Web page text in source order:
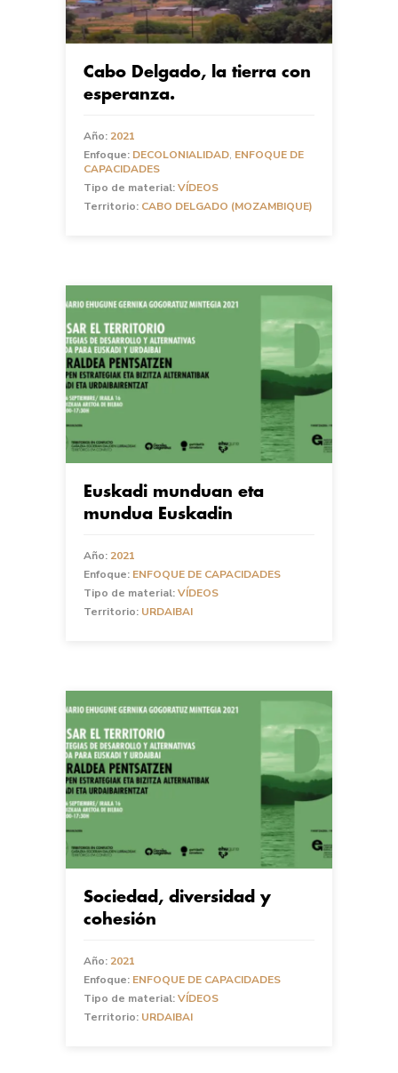
Cabo Delgado, la tierra con
esperanza.
Año: 2021
Enfoque: DECOLONIALIDAD, ENFOQUE DE
CAPACIDADES
Tipo de material:VÍDEOS
Territorio: CABO DELGADO (MOZAMBIQUE)
Euskadi munduan eta
mundua Euskadin
Año: 2021
Enfoque: ENFOQUE DE CAPACIDADES
Tipo de material:VÍDEOS
Territorio: URDAIBAI
Sociedad, diversidad y
cohesión
Año: 2021
Enfoque: ENFOQUE DE CAPACIDADES
Tipo de material:VÍDEOS
Territorio: URDAIBAI